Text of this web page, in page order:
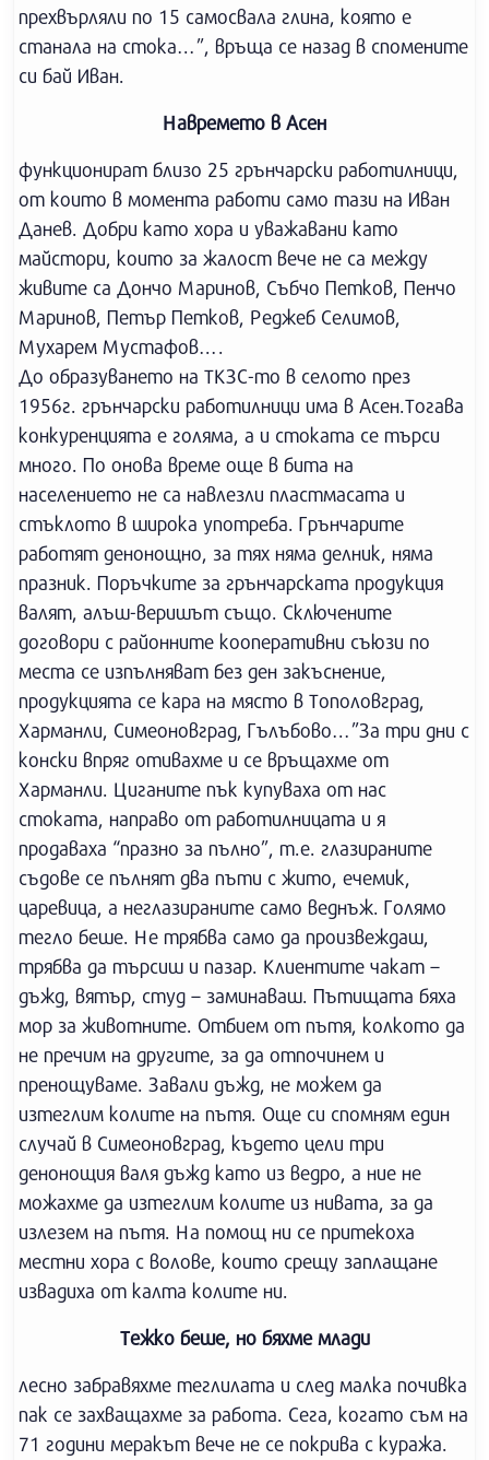
прехвърляли по 15 самосвала глина, която е
станала на стока…”, връща се назад в спомените
си бай Иван.
Навремето в Асен
функционират близо 25 грънчарски работилници,
от които в момента работи само тази на Иван
Данев. Добри като хора и уважавани като
майстори, които за жалост вече не са между
живите са Дончо Маринов, Събчо Петков, Пенчо
Маринов, Петър Петков, Реджеб Селимов,
Мухарем Мустафов….
До образуването на ТКЗС-то в селото през
1956г. грънчарски работилници има в Асен.Тогава
конкуренцията е голяма, а и стоката се търси
много. По онова време още в бита на
населението не са навлезли пластмасата и
стъклото в широка употреба. Грънчарите
работят денонощно, за тях няма делник, няма
празник. Поръчките за грънчарската продукция
валят, алъш-веришът също. Сключените
договори с районните кооперативни съюзи по
места се изпълняват без ден закъснение,
продукцията се кара на място в Тополовград,
Харманли, Симеоновград, Гълъбово…”За три дни с
конски впряг отивахме и се връщахме от
Харманли. Циганите пък купуваха от нас
стоката, направо от работилницата и я
продаваха “празно за пълно”, т.е. глазираните
съдове се пълнят два пъти с жито, ечемик,
царевица, а неглазираните само веднъж. Голямо
тегло беше. Не трябва само да произвеждаш,
трябва да търсиш и пазар. Клиентите чакат –
дъжд, вятър, студ – заминаваш. Пътищата бяха
мор за животните. Отбием от пътя, колкото да
не пречим на другите, за да отпочинем и
пренощуваме. Завали дъжд, не можем да
изтеглим колите на пътя. Още си спомням един
случай в Симеоновград, където цели три
денонощия валя дъжд като из ведро, а ние не
можахме да изтеглим колите из нивата, за да
излезем на пътя. На помощ ни се притекоха
местни хора с волове, които срещу заплащане
извадиха от калта колите ни.
Тежко беше, но бяхме млади
лесно забравяхме теглилата и след малка почивка
пак се захващахме за работа. Сега, когато съм на
71 години меракът вече не се покрива с куража.